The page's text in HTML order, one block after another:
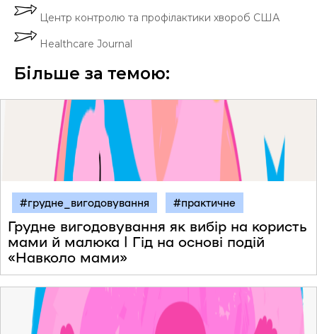
Центр контролю та профілактики хвороб США
Healthcare Journal
Більше за темою:
#грудне_вигодовування #практичне
Грудне вигодовування як вибір на користь
мами й малюка | Гід на основі подій
«Навколо мами»